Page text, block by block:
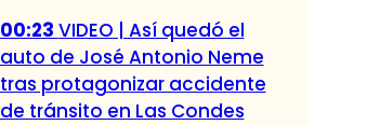
00:23 VIDEO | Así quedó el
auto de José Antonio Neme
tras protagonizar accidente
de tránsito en Las Condes